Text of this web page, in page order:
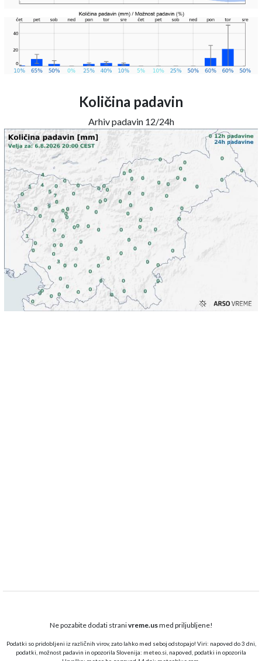
Količina padavin
Arhiv padavin 12/24h
Ne pozabite dodati stranivreme.usmed priljubljene!
Podatki so pridobljeni iz različnih virov, zato lahko med seboj odstopajo! Viri: napoved do 3 dni,
podatki, možnost padavin in opozorila Slovenija: meteo.si, napoved, podatki in opozorila